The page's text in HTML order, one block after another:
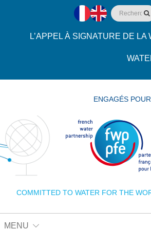
L’APPEL À SIGNATURE DE LA
COMMITTED TO WATER FOR THE
ENGAGÉS
MENU